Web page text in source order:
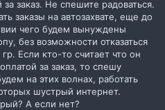
заказ. Не спешите радоваться.
заказы на автозахвате, еще до
чего будем вынуждены
без возможности отказаться
Если кто-то считает что он
за заказ, то спешу
на этих волнах, работать
шустрый интернет.
А если нет?